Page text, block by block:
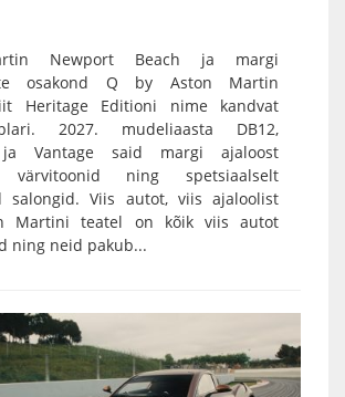
Newport Beach ja margi
osakond Q by Aston Martin
Heritage Editioni nime kandvat
2027. mudeliaasta DB12,
ja Vantage said margi ajaloost
värvitoonid ning spetsiaalselt
salongid. Viis autot, viis ajaloolist
Martini teatel on kõik viis autot
ning neid pakub...